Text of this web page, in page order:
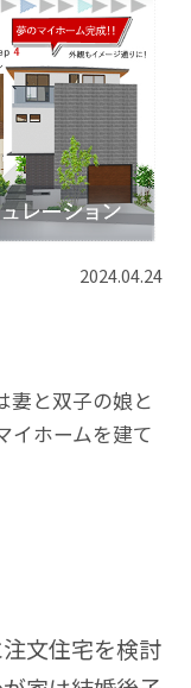
2024.04.24
妻と双子の娘と
イホームを建て
くお伝えしま
イルに関するブ
文住宅を検討